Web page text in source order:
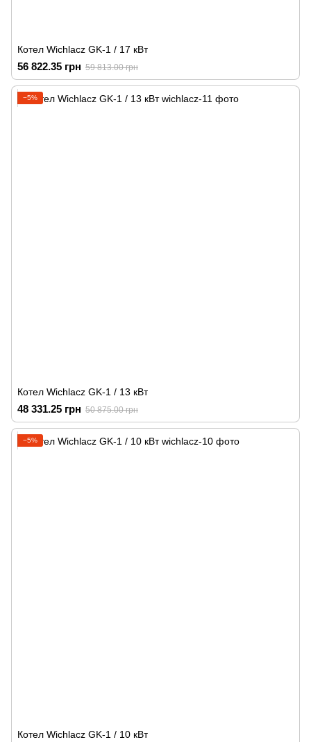
Котел Wichlacz GK-1 / 17 кВт
56 822.35 грн 59 813.00 грн
−5%
Котел Wichlacz GK-1 / 13 кВт
48 331.25 грн 50 875.00 грн
−5%
Котел Wichlacz GK-1 / 10 кВт